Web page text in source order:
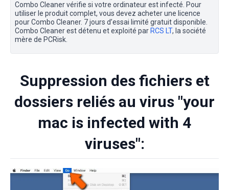
Combo Cleaner vérifie si votre ordinateur est infecté. Pour
utiliser le produit complet, vous devez acheter une licence
pour Combo Cleaner. 7 jours d’essai limité gratuit disponible.
Combo Cleaner est détenu et exploité par RCS LT, la société
mère de PCRisk.
Suppression des fichiers et
dossiers reliés au virus "your
mac is infected with 4
viruses":